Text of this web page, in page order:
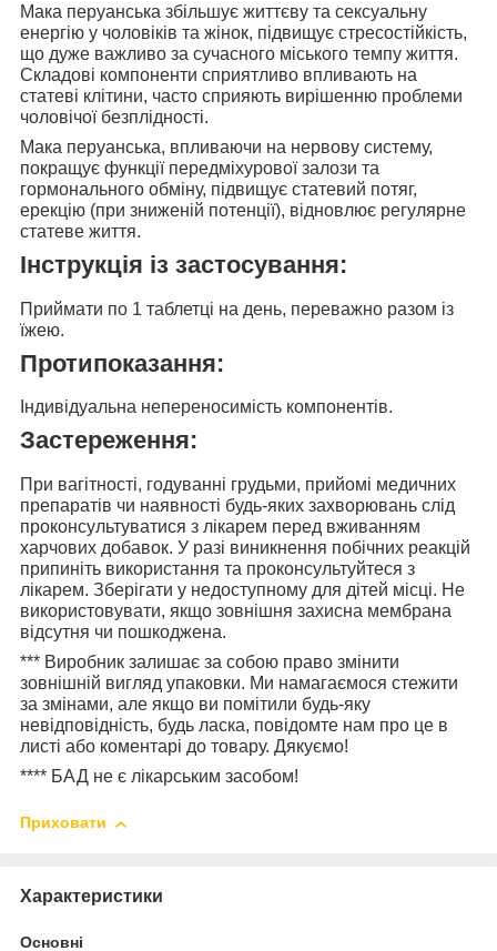
Мака перуанська збільшує життєву та сексуальну
енергію у чоловіків та жінок, підвищує стресостійкість,
що дуже важливо за сучасного міського темпу життя.
Складові компоненти сприятливо впливають на
статеві клітини, часто сприяють вирішенню проблеми
чоловічої безплідності.
Мака перуанська, впливаючи на нервову систему,
покращує функції передміхурової залози та
гормонального обміну, підвищує статевий потяг,
ерекцію (при зниженій потенції), відновлює регулярне
статеве життя.
Інструкція із застосування:
Приймати по 1 таблетці на день, переважно разом із
їжею.
Протипоказання:
Індивідуальна непереносимість компонентів.
Застереження:
При вагітності, годуванні грудьми, прийомі медичних
препаратів чи наявності будь-яких захворювань слід
проконсультуватися з лікарем перед вживанням
харчових добавок. У разі виникнення побічних реакцій
припиніть використання та проконсультуйтеся з
лікарем. Зберігати у недоступному для дітей місці. Не
використовувати, якщо зовнішня захисна мембрана
відсутня чи пошкоджена.
*** Виробник залишає за собою право змінити
зовнішній вигляд упаковки. Ми намагаємося стежити
за змінами, але якщо ви помітили будь-яку
невідповідність, будь ласка, повідомте нам про це в
листі або коментарі до товару. Дякуємо!
**** БАД не є лікарським засобом!
Приховати
Характеристики
Основні